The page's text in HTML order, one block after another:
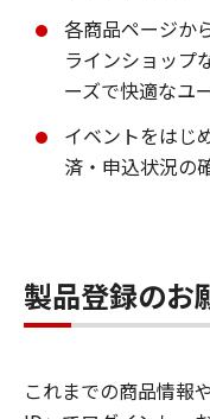
各商品ページか
ラインショップ
ーズで快適なユ
イベントをはじ
済・申込状況の
製品登録のお
これまでの商品情報